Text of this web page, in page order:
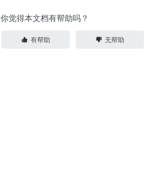
你觉得本文档有帮助吗？
有帮助 无帮助